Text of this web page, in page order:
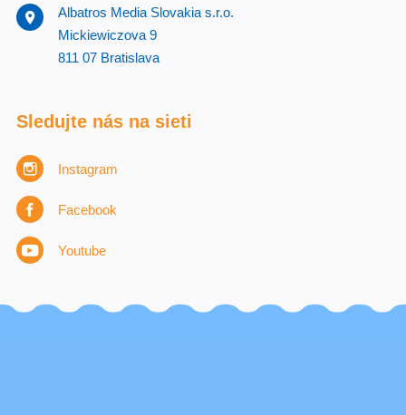
Albatros Media Slovakia s.r.o.
Mickiewiczova 9
811 07 Bratislava
Sledujte nás na sieti
Instagram
Facebook
Youtube